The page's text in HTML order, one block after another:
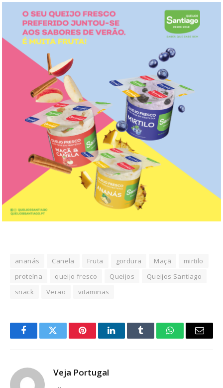
ananás Canela Fruta gordura Maçã
mirtilo
proteína
queijo fresco Queijos
Queijos Santiago
snack
Verão vitaminas
FacebookTwitter PinterestLinkedInTumblr WhatsAppEmail
Veja Portugal